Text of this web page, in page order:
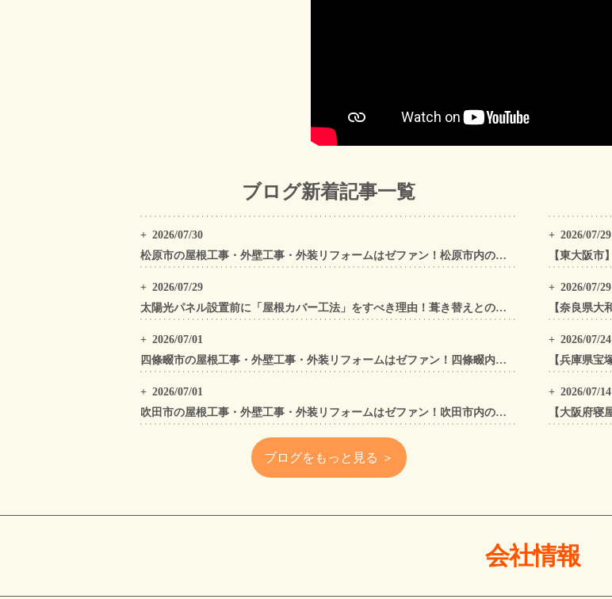
ブログ新着記事一覧
2026/07/30
松原市の屋根工事・外壁工事・外装リフォームはゼファン！松原市内の工事事例もご紹介
2026/07/29
太陽光パネル設置前に「屋根カバー工法」をすべき理由！葺き替えとの違いや費用・雨漏り対策をプロが解説
2026/07/01
四條畷市の屋根工事・外壁工事・外装リフォームはゼファン！四條畷内の工事事例もご紹介
2026/07/01
吹田市の屋根工事・外壁工事・外装リフォームはゼファン！吹田市内の工事事例もご紹介
ブログをもっと見る ＞
2026/07/29
2026/07/29
2026/07/24
2026/07/14
会社情報